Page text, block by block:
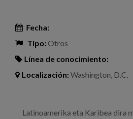
Fecha:
Tipo:Otros
Línea de conocimiento:
Localización:Washington, D.C.
Latinoamerika eta Karibea dira